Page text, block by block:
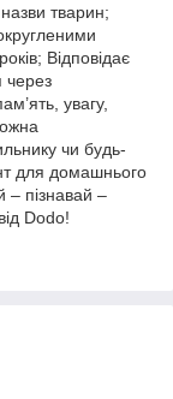
тварин;
Відповідає
через
увагу,
чи будь-
для домашнього
– пізнавай –
Dodo!